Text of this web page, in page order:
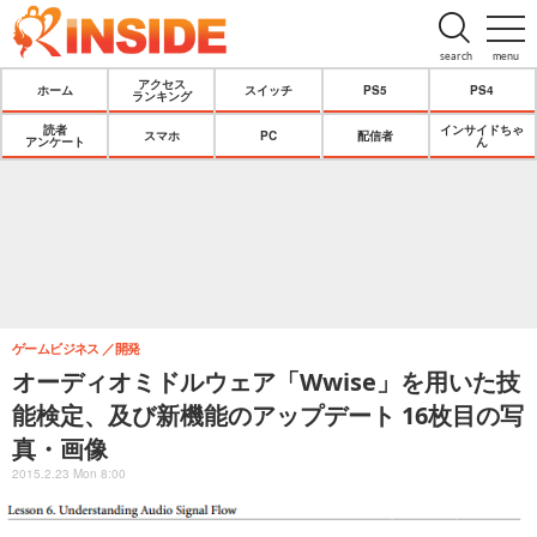
menu
search
ホーム
アクセス
ランキング
スイッチ PS5 PS4
読者
アンケート
スマホ PC 配信者
インサイドちゃ
ん
オーディオミドルウェア「Wwise」を用いた技
能検定、及び新機能のアップデート 16枚目の写
真・画像
ゲームビジネス 開発
2015.2.23 Mon 8:00